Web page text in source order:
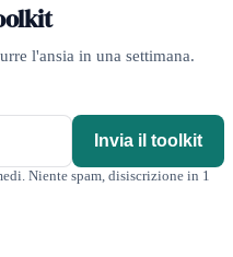
l'ansia in una settimana.
Invia il toolkit
Niente spam, disiscrizione in 1